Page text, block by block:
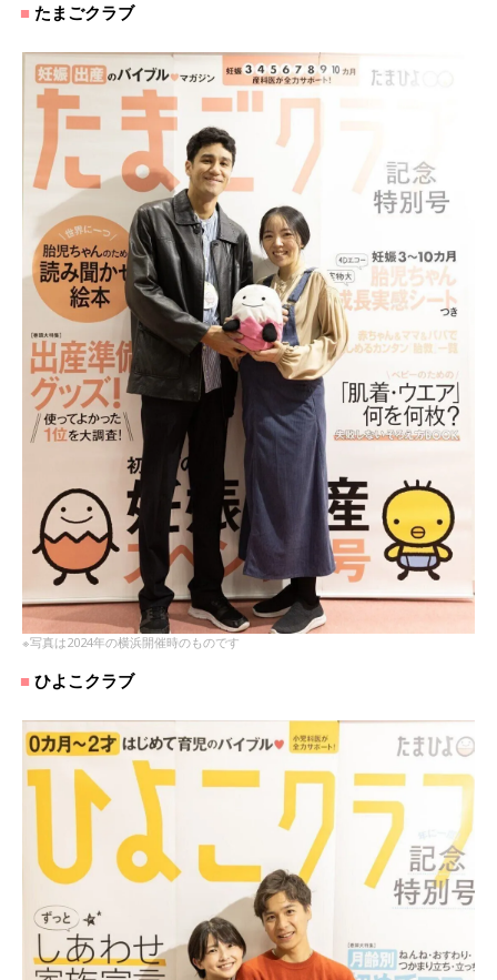
たまごクラブ
※写真は2024年の横浜開催時のものです
ひよこクラブ